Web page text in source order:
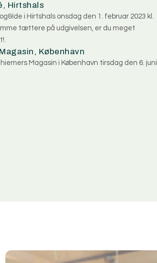
Hirtshals
i Hirtshals onsdag den 1. februar 2023 kl.
tættere på udgivelsen, er du meget
København
Magasin i København tirsdag den 6. juni